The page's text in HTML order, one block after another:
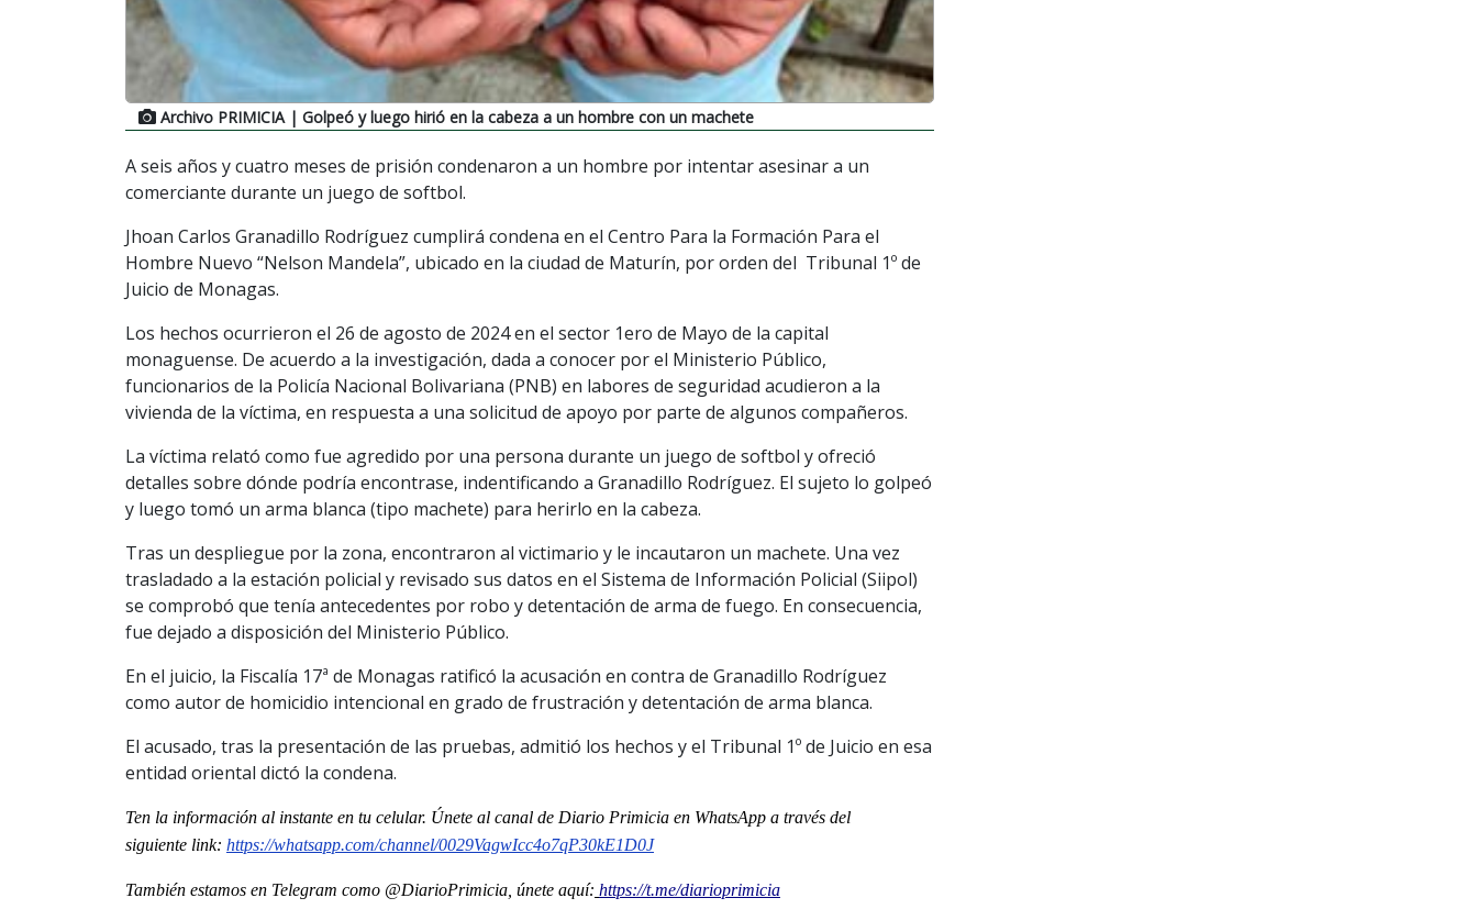
Archivo PRIMICIA| Golpeó y luego hirió en la cabeza a un hombre con un machete
A seis años y cuatro meses de prisión condenaron a un hombre por intentar asesinar a un
comerciante durante un juego de softbol.
Jhoan Carlos Granadillo Rodríguez cumplirá condena en el Centro Para la Formación Para el
Hombre Nuevo “Nelson Mandela”, ubicado en la ciudad de Maturín, por orden del Tribunal 1º de
Juicio de Monagas.
Los hechos ocurrieron el 26 de agosto de 2024 en el sector 1ero de Mayo de la capital
monaguense. De acuerdo a la investigación, dada a conocer por el Ministerio Público,
funcionarios de la Policía Nacional Bolivariana (PNB) en labores de seguridad acudieron a la
vivienda de la víctima, en respuesta a una solicitud de apoyo por parte de algunos compañeros.
La víctima relató como fue agredido por una persona durante un juego de softbol y ofreció
detalles sobre dónde podría encontrase, indentificando a Granadillo Rodríguez. El sujeto lo golpeó
y luego tomó un arma blanca (tipo machete) para herirlo en la cabeza.
Tras un despliegue por la zona, encontraron al victimario y le incautaron un machete. Una vez
trasladado a la estación policial y revisado sus datos en el Sistema de Información Policial (Siipol)
se comprobó que tenía antecedentes por robo y detentación de arma de fuego. En consecuencia,
fue dejado a disposición del Ministerio Público.
En el juicio, la Fiscalía 17ª de Monagas ratificó la acusación en contra de Granadillo Rodríguez
como autor de homicidio intencional en grado de frustración y detentación de arma blanca.
El acusado, tras la presentación de las pruebas, admitió los hechos y el Tribunal 1º de Juicio en esa
entidad oriental dictó la condena.
Ten la información al instante en tu celular. Únete al canal de Diario Primicia en WhatsApp a través del
siguiente link: https://whatsapp.com/channel/0029VagwIcc4o7qP30kE1D0J
También estamos en Telegram como @DiarioPrimicia, únete aquí: https://t.me/diarioprimicia